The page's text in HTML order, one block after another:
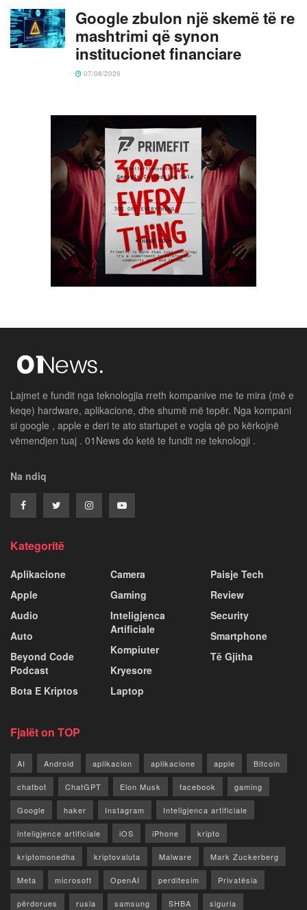
Google zbulon një skemë të re
mashtrimi që synon
institucionet financiare
07/08/2026
Lajmet e fundit nga teknologjia rreth kompanive me te mira (më e
keqe) hardware, aplikacione, dhe shumë më tepër. Nga kompani
si google , apple e deri te ato startupet e vogla që po kërkojnë
vëmendjen tuaj . 01News do ketë te fundit ne teknologji .
Na ndiq
Kategoritë
Aplikacione
Apple
Audio
Auto
Beyond Code
Podcast
Bota E Kriptos
Camera
Gaming
Inteligjenca
Artificiale
Kompiuter
Kryesore
Laptop
Paisje Tech
Review
Security
Smartphone
Të Gjitha
Fjalët on TOP
AI Android aplikacion aplikacione apple Bitcoin
chatbot ChatGPT Elon Musk facebook gaming
Google haker Instagram Inteligjenca artificiale
inteligjence artificiale iOS iPhone kripto
kriptomonedha kriptovaluta Malware Mark Zuckerberg
Meta microsoft OpenAI perditesim Privatësia
përdorues rusia samsung SHBA siguria